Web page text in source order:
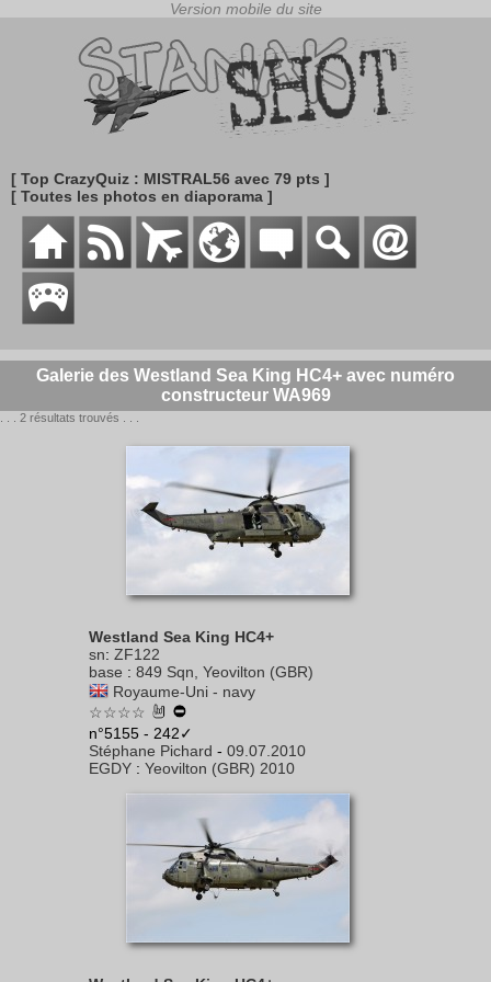
[ Top CrazyQuiz : MISTRAL56 avec 79 pts ]
[ Toutes les photos en diaporama ]
Galerie des Westland Sea King HC4+ avec numéro
constructeur WA969
. . . 2 résultats trouvés . . .
Westland Sea King HC4+
sn: ZF122
base : 849 Sqn, Yeovilton (GBR)
Royaume-Uni - navy
☆☆☆☆
n°5155 - 242✓
Stéphane Pichard - 09.07.2010
EGDY : Yeovilton (GBR) 2010